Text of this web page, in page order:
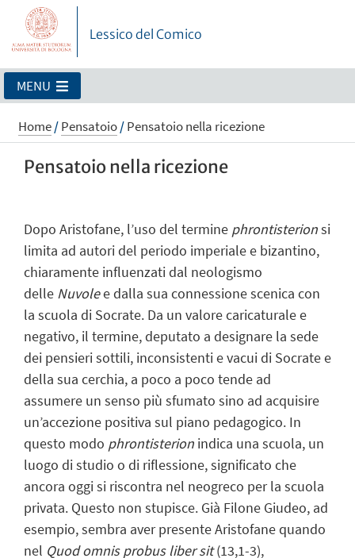
Lessico del Comico
MENU
Home/Pensatoio/Pensatoio nella ricezione
Pensatoio nella ricezione
Dopo Aristofane, l’uso del termine phrontisterionsi
limita ad autori del periodo imperiale e bizantino,
chiaramente influenzati dal neologismo
delle Nuvolee dalla sua connessione scenica con
la scuola di Socrate. Da un valore caricaturale e
negativo, il termine, deputato a designare la sede
dei pensieri sottili, inconsistenti e vacui di Socrate e
della sua cerchia, a poco a poco tende ad
assumere un senso più sfumato sino ad acquisire
un’accezione positiva sul piano pedagogico. In
questo modo phrontisterion indica una scuola, un
luogo di studio o di riflessione, significato che
ancora oggi si riscontra nel neogreco per la scuola
privata. Questo non stupisce. Già Filone Giudeo, ad
esempio, sembra aver presente Aristofane quando
nel Quod omnis probus liber sit(13,1-3),